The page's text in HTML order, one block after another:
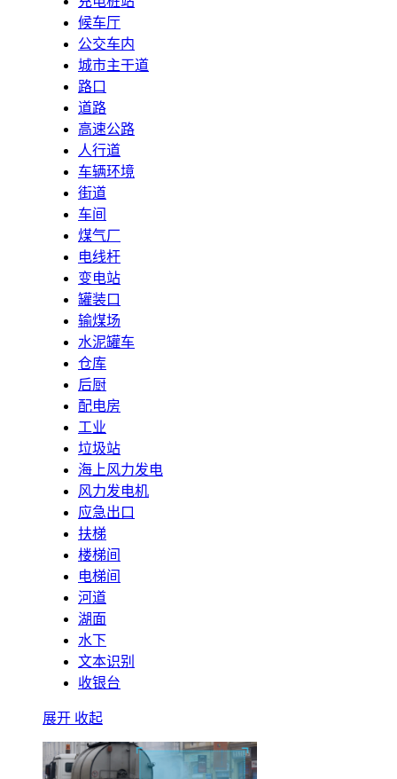
候车厅
公交车内
城市主干道
路口
道路
高速公路
人行道
车辆环境
街道
车间
煤气厂
电线杆
变电站
罐装口
输煤场
水泥罐车
仓库
后厨
配电房
工业
垃圾站
海上风力发电
风力发电机
应急出口
扶梯
楼梯间
电梯间
河道
湖面
水下
文本识别
收银台
展开 收起